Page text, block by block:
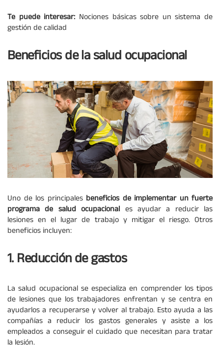
Te puede interesar: Nociones básicas sobre un sistema de
gestión de calidad
Beneficios de la salud ocupacional
Uno de los principales beneficios de implementar un fuerte
programa de salud ocupacional es ayudar a reducir las
lesiones en el lugar de trabajo y mitigar el riesgo. Otros
beneficios incluyen:
1. Reducción de gastos
La salud ocupacional se especializa en comprender los tipos
de lesiones que los trabajadores enfrentan y se centra en
ayudarlos a recuperarse y volver al trabajo. Esto ayuda a las
compañías a reducir los gastos generales y asiste a los
empleados a conseguir el cuidado que necesitan para tratar
la lesión.